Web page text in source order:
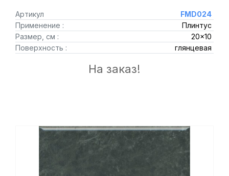
Артикул
FMD024
Применение :
Плинтус
Размер, см :
20x10
Поверхность :
глянцевая
На заказ!